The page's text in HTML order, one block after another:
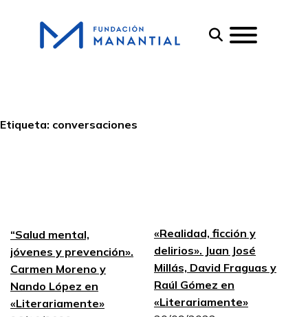
Etiqueta: conversaciones
“Salud mental,
jóvenes y prevención».
Carmen Moreno y
Nando López en
«Literariamente»
«Realidad, ficción y
delirios». Juan José
Millás, David Fraguas y
Raúl Gómez en
«Literariamente»